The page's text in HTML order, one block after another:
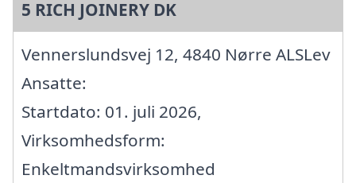
5 RICH JOINERY DK
Vennerslundsvej 12, 4840 Nørre ALSLev
Ansatte:
Startdato: 01. juli 2026,
Virksomhedsform:
Enkeltmandsvirksomhed